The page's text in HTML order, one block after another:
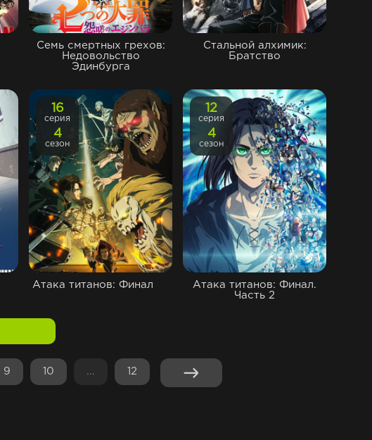
Семь смертных грехов:
Недовольство
Эдинбурга
Стальной алхимик:
Братство
Атака титанов: Финал
16
серия
4
сезон
Атака титанов: Финал.
Часть 2
12
серия
4
сезон
9 10 ... 12